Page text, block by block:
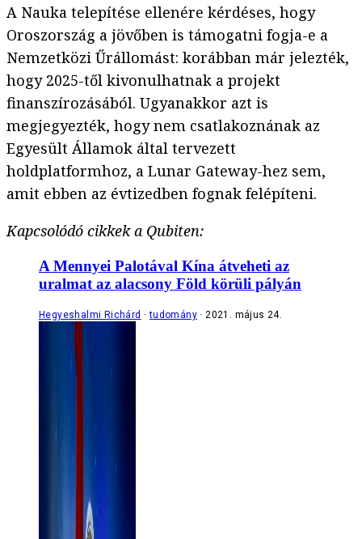
A Nauka telepítése ellenére kérdéses, hogy
Oroszország a jövőben is támogatni fogja-e a
Nemzetközi Űrállomást: korábban már jelezték,
hogy 2025-től kivonulhatnak a projekt
finanszírozásából. Ugyanakkor azt is
megjegyezték, hogy nem csatlakoznának az
Egyesült Államok által tervezett
holdplatformhoz, a Lunar Gateway-hez sem,
amit ebben az évtizedben fognak felépíteni.
Kapcsolódó cikkek a Qubiten:
A Mennyei Palotával Kína átveheti az
uralmat az alacsony Föld körüli pályán
Hegyeshalmi Richárd tudomány 2021. május 24.